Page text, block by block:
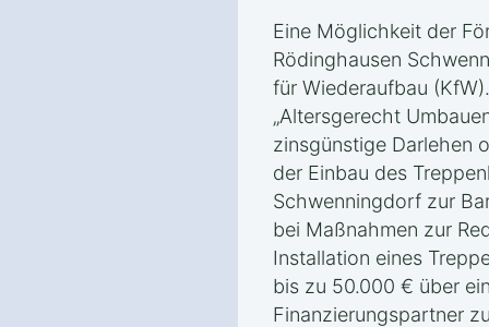
Eine Möglichkeit der
Rödinghausen
für Wiederaufbau
„Altersgerecht
zinsgünstige Darlehen
der Einbau des
Schwenningdorf zur
bei Maßnahmen zur
Installation eines
bis zu 50.000 € über
Finanzierungspartner